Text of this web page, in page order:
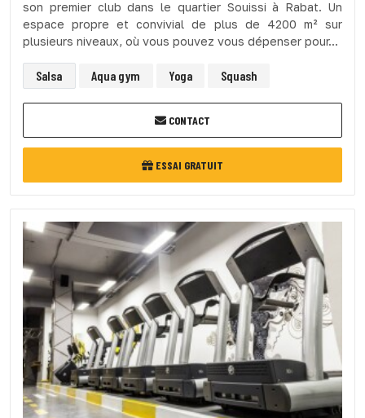
son premier club dans le quartier Souissi à Rabat. Un
espace propre et convivial de plus de 4200 m² sur
plusieurs niveaux, où vous pouvez vous dépenser pour...
Salsa Aqua gym Yoga Squash
CONTACT
ESSAI GRATUIT